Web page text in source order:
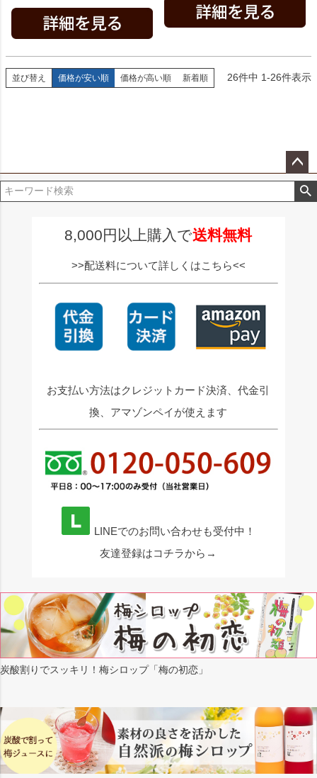
並び替え 価格が安い順 価格が高い順 新着順 26件中 1-26件表示
ペー
ジト
8,000円以上購入で送料無料
>>配送料について詳しくはこちら<<
お支払い方法はクレジットカード決済、代金引
換、アマゾンペイが使えます
LINEでのお問い合わせも受付中！
友達登録はコチラから→
炭酸割りでスッキリ！梅シロップ「梅の初恋」